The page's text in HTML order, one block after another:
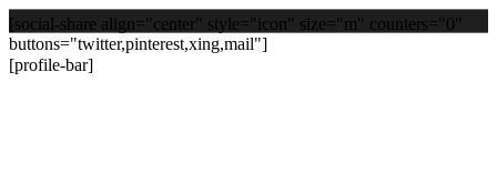
[social-share align="center" style="icon" size="m" counters="0"
buttons="twitter,pinterest,xing,mail"]
[profile-bar]